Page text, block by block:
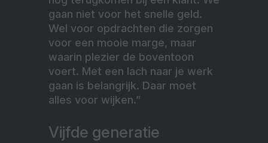
gaan niet voor het snelle geld.
Wel voor opdrachten die zorgen
voor een mooie marge, maar
waarin plezier de boventoon
voert. Met een lach naar je werk
gaan is belangrijk. Daar moet
alles voor wijken.”
Vijfde generatie